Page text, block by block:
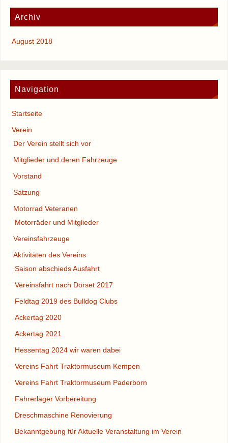
Archiv
August 2018
Navigation
Startseite
Verein
Der Verein stellt sich vor
Mitglieder und deren Fahrzeuge
Vorstand
Satzung
Motorrad Veteranen
Motorräder und Mitglieder
Vereinsfahrzeuge
Aktivitäten des Vereins
Saison abschieds Ausfahrt
Vereinsfahrt nach Dorset 2017
Feldtag 2019 des Bulldog Clubs
Ackertag 2020
Ackertag 2021
Hessentag 2024 wir waren dabei
Vereins Fahrt Traktormuseum Kempen
Vereins Fahrt Traktormuseum Paderborn
Fahrerlager Vorbereitung
Dreschmaschine Renovierung
Bekanntgebung für Aktuelle Veranstaltung im Verein